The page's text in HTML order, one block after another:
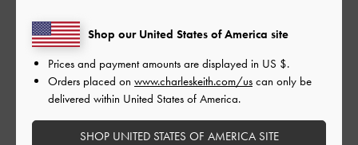
もっと見る
フィルター
Shop our United States of America site
Prices and payment amounts are displayed in US $.
Orders placed on www.charleskeith.com/us can only be
delivered within United States of America.
SHOP UNITED STATES OF AMERICA SITE